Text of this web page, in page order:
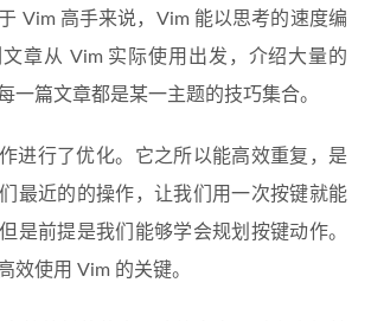
Vim 高手来说，Vim 能以思考的速度编
章从 Vim 实际使用出发，介绍大量的
一篇文章都是某一主题的技巧集合。
进行了优化。它之所以能高效重复，是
最近的的操作，让我们用一次按键就能
是前提是我们能够学会规划按键动作。
效使用 Vim 的关键。